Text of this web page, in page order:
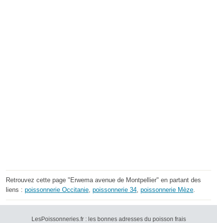
Retrouvez cette page "Erwema avenue de Montpellier" en partant des
liens : poissonnerie Occitanie poissonnerie 34 poissonnerie Mèze
LesPoissonneries.fr : les bonnes adresses du poisson frais